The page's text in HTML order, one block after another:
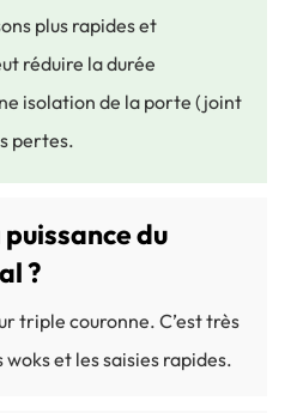
plus rapides et
réduire la durée
isolation de la porte (joint
pertes.
du
?
triple couronne. C’est très
et les saisies rapides.